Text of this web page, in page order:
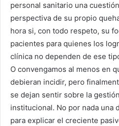
personal sanitario una
perspectiva de su propio
hora si, con todo respeto, su
pacientes para quienes los
clínica no dependen de ese
O convengamos al menos en
debieran incidir, pero
se dejan sentir sobre la
institucional. No por nada una
para explicar el creciente